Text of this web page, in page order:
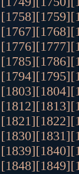
[1758][1759]
[1767][1768]
[1776][1777]
[1785][1786]
[1794][1795]
[1803][1804]
[1812][1813]
[1821][1822]
[1830][1831]
[1839][1840]
[1848][1849]